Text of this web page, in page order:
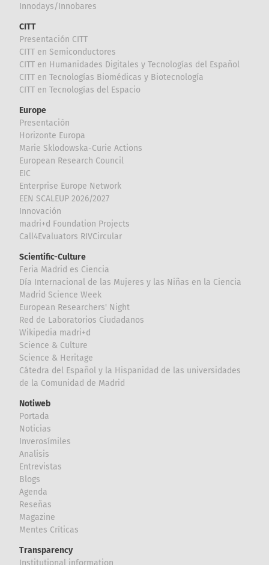
Innodays/Innobares
CITT
Presentación CITT
CITT en Semiconductores
CITT en Humanidades Digitales y Tecnologías del Español
CITT en Tecnologías Biomédicas y Biotecnología
CITT en Tecnologías del Espacio
Europe
Presentación
Horizonte Europa
Marie Sklodowska-Curie Actions
European Research Council
EIC
Enterprise Europe Network
EEN SCALEUP 2026/2027
Innovación
madri+d Foundation Projects
Call4Evaluators RIVCircular
Scientific-Culture
Feria Madrid es Ciencia
Día Internacional de las Mujeres y las Niñas en la Ciencia
Madrid Science Week
European Researchers' Night
Red de Laboratorios Ciudadanos
Wikipedia madri+d
Science & Culture
Science & Heritage
Cátedra del Español y la Hispanidad de las universidades
de la Comunidad de Madrid
Notiweb
Portada
Noticias
Inverosímiles
Analisis
Entrevistas
Blogs
Agenda
Reseñas
Magazine
Mentes Críticas
Transparency
Institutional information